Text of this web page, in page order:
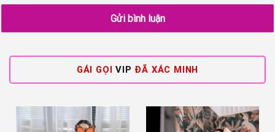
GÁI GỌIVIP ĐÃ XÁC MINH